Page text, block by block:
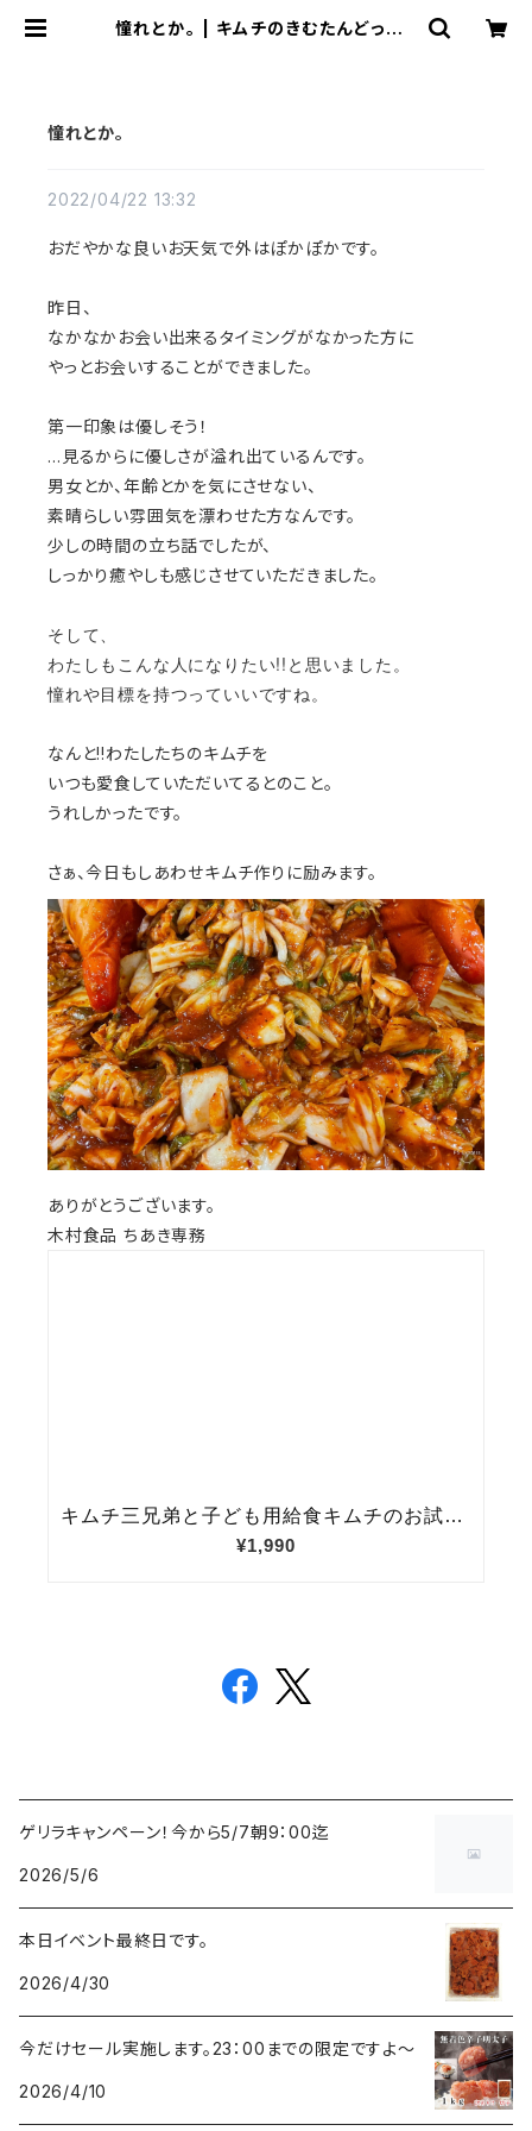
憧れとか。 | キムチのきむたんどっとこ
憧れとか。
2022/04/22 13:32
おだやかな良いお天気で外はぽかぽかです。
昨日、
なかなかお会い出来るタイミングがなかった方に
やっとお会いすることができました。
第一印象は優しそう！
…見るからに優しさが溢れ出ているんです。
男女とか、年齢とかを気にさせない、
素晴らしい雰囲気を漂わせた方なんです。
少しの時間の立ち話でしたが、
しっかり癒やしも感じさせていただきました。
そして、
わたしもこんな人になりたい!!と思いました。
憧れや目標を持つっていいですね。
なんと!!わたしたちのキムチを
いつも愛食していただいてるとのこと。
うれしかったです。
さぁ、今日もしあわせキムチ作りに励みます。
ありがとうございます。
木村食品 ちあき専務
ゲリラキャンペーン！今から5/7朝9：00迄
2026/5/6
本日イベント最終日です。
2026/4/30
今だけセール実施します。23：00までの限定ですよ～
2026/4/10